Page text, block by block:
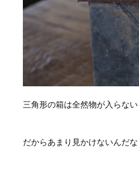
三角形の箱は全然物が入らない
だからあまり見かけないんだな